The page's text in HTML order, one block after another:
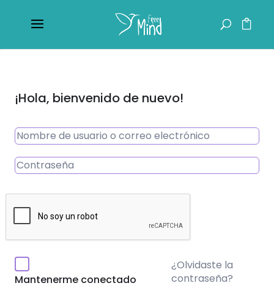
¡Hola, bienvenido de nuevo!
Mantenerme conectado
¿Olvidaste la
contraseña?